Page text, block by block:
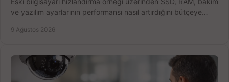
ve yazılım ayarlarının performansı nasıl artırdığını bütçeye
9 Ağustos 2026